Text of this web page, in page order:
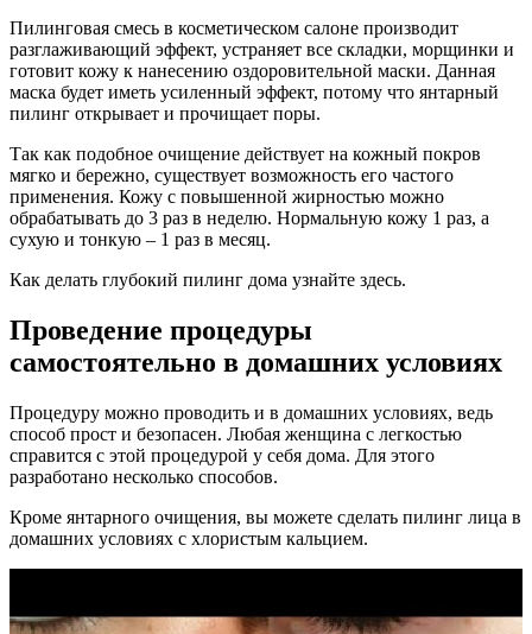
Пилинговая смесь в косметическом салоне производит
разглаживающий эффект, устраняет все складки, морщинки и
готовит кожу к нанесению оздоровительной маски. Данная
маска будет иметь усиленный эффект, потому что янтарный
пилинг открывает и прочищает поры.
Так как подобное очищение действует на кожный покров
мягко и бережно, существует возможность его частого
применения. Кожу с повышенной жирностью можно
обрабатывать до 3 раз в неделю. Нормальную кожу 1 раз, а
сухую и тонкую – 1 раз в месяц.
Как делать глубокий пилинг дома узнайте здесь.
Проведение процедуры
самостоятельно в домашних условиях
Процедуру можно проводить и в домашних условиях, ведь
способ прост и безопасен. Любая женщина с легкостью
справится с этой процедурой у себя дома. Для этого
разработано несколько способов.
Кроме янтарного очищения, вы можете сделать пилинг лица в
домашних условиях с хлористым кальцием.